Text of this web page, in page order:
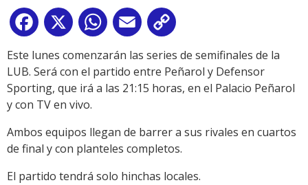
Facebook
X WhatsApp
Email
Link
Este lunes comenzarán las series de semifinales de la
LUB. Será con el partido entre Peñarol y Defensor
Sporting, que irá a las 21:15 horas, en el Palacio Peñarol
y con TV en vivo.
Ambos equipos llegan de barrer a sus rivales en cuartos
de final y con planteles completos.
El partido tendrá solo hinchas locales.